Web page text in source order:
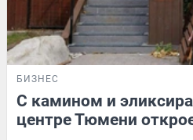
БИЗНЕС
С камином и
центре Тюмени